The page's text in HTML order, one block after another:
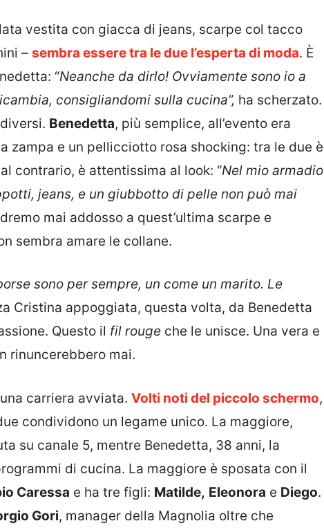
vestita con giacca di jeans, scarpe col tacco
– sembra essere tra le due l’esperta di moda. È
“Neanche da dirlo! Ovviamente sono io a
consigliandomi sulla cucina”, ha scherzato.
Benedetta, più semplice, all’evento era
zampa e un pellicciotto rosa shocking: tra le due è
contrario, è attentissima al look: “Nel mio armadio
jeans, e un giubbotto di pelle non può mai
mai addosso a quest’ultima scarpe e
sembra amare le collane.
sono per sempre, un come un marito. Le
Cristina appoggiata, questa volta, da Benedetta
Questo il fil rouge che le unisce. Una vera e
rinuncerebbero mai.
carriera avviata. Volti noti del piccolo schermo,
condividono un legame unico. La maggiore,
su canale 5, mentre Benedetta, 38 anni, la
di cucina. La maggiore è sposata con il
Caressa e ha tre figli: Matilde, Eleonora e Diego.
Gori, manager della Magnolia oltre che